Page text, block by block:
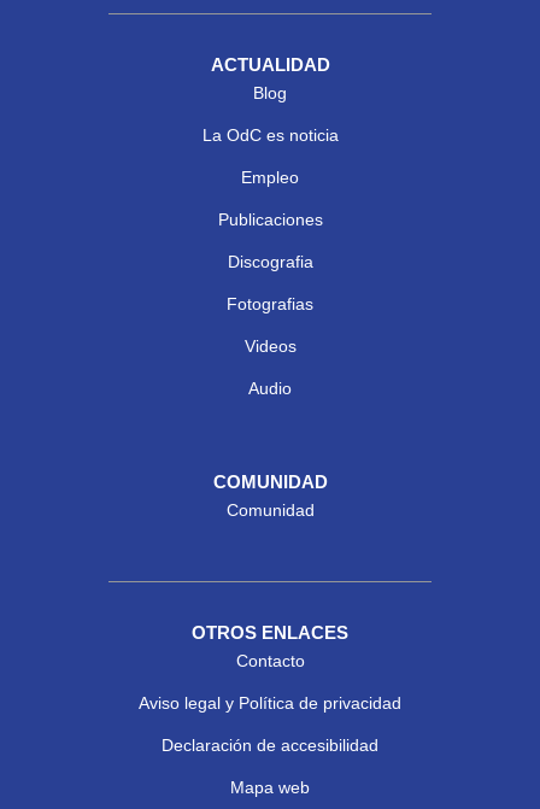
ACTUALIDAD
Blog
La OdC es noticia
Empleo
Publicaciones
Discografia
Fotografias
Videos
Audio
COMUNIDAD
Comunidad
OTROS ENLACES
Contacto
Aviso legal y Política de privacidad
Declaración de accesibilidad
Mapa web